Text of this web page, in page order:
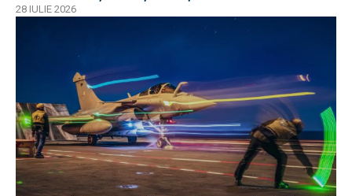
28 IULIE 2026